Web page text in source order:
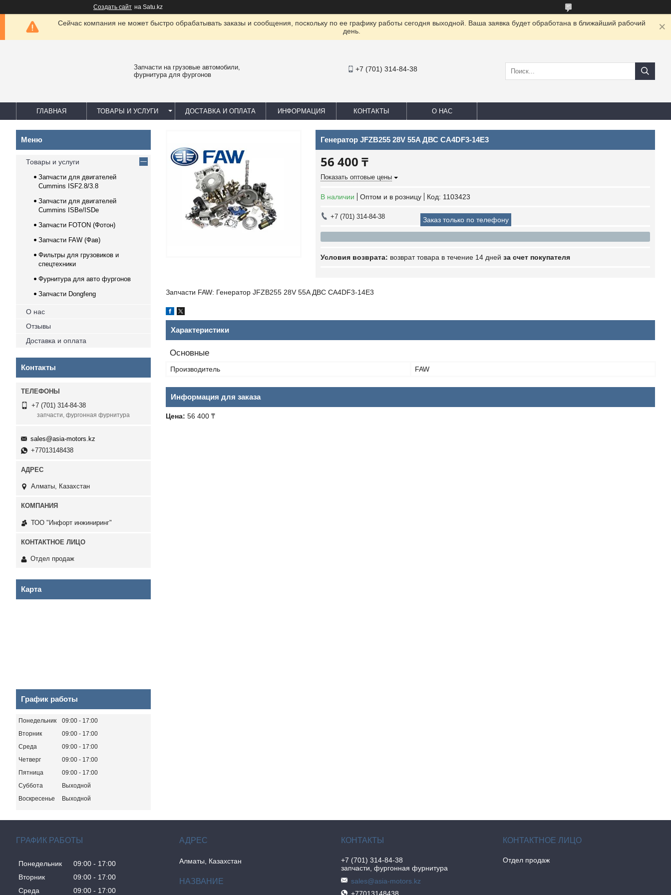
Создать сайт на Satu.kz
Сейчас компания не может быстро обрабатывать заказы и сообщения, поскольку по ее графику работы сегодня выходной. Ваша заявка будет обработана в ближайший рабочий
день.
Запчасти на грузовые автомобили,
фурнитура для фургонов
+7 (701) 314-84-38
ГЛАВНАЯ ТОВАРЫ И УСЛУГИ ДОСТАВКА И ОПЛАТА ИНФОРМАЦИЯ КОНТАКТЫ О НАС
Генератор JFZB255 28V 55A ДВС CA4DF3-14E3
56 400 ₸
Показать оптовые цены
В наличии Оптом и в розницу Код: 1103423
+7 (701) 314-84-38 Заказ только по телефону
возврат товара в течение 14 дней за счет покупателя
Запчасти FAW: Генератор JFZB255 28V 55A ДВС CA4DF3-14E3
Характеристики
Основные
Производитель FAW
Информация для заказа
Цена: 56 400 ₸
Товары и услуги
Запчасти для двигателей
Cummins ISF2.8/3.8
Запчасти для двигателей
Cummins ISBe/ISDe
Запчасти FOTON (Фотон)
Запчасти FAW (Фав)
Фильтры для грузовиков и
спецтехники
Фурнитура для авто фургонов
Запчасти Dongfeng
О нас
Отзывы
Доставка и оплата
Контакты
+7 (701) 314-84-38
запчасти, фургонная фурнитура
sales@asia-motors.kz
+77013148438
Алматы, Казахстан
ТОО "Инфорт инжиниринг"
Отдел продаж
Карта
График работы
Понедельник 09:00
17:00
Вторник
09:00
17:00
Среда
09:00
17:00
Четверг
09:00
17:00
Пятница
09:00
17:00
Суббота
Выходной
Воскресенье
Выходной
ГРАФИК РАБОТЫ
Понедельник 09:00
17:00
Вторник
09:00
17:00
Среда
09:00 17:00
Алматы, Казахстан
+7 (701) 314-84-38
запчасти, фургонная фурнитура
sales@asia-motors.kz
Отдел продаж